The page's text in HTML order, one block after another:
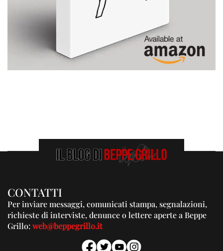
CONTATTI
Per inviare messaggi, comunicati stampa, segnalazioni,
richieste di interviste, denunce o lettere aperte a Beppe
Grillo:web@beppegrillo.it